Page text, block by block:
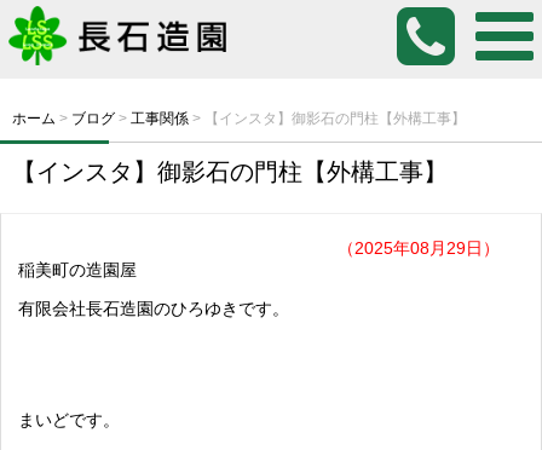
ホーム > ブログ > 工事関係 > 【インスタ】御影石の門柱【外構工事】
【インスタ】御影石の門柱【外構工事】
（2025年08月29日）
稲美町の造園屋
有限会社長石造園のひろゆきです。
まいどです。